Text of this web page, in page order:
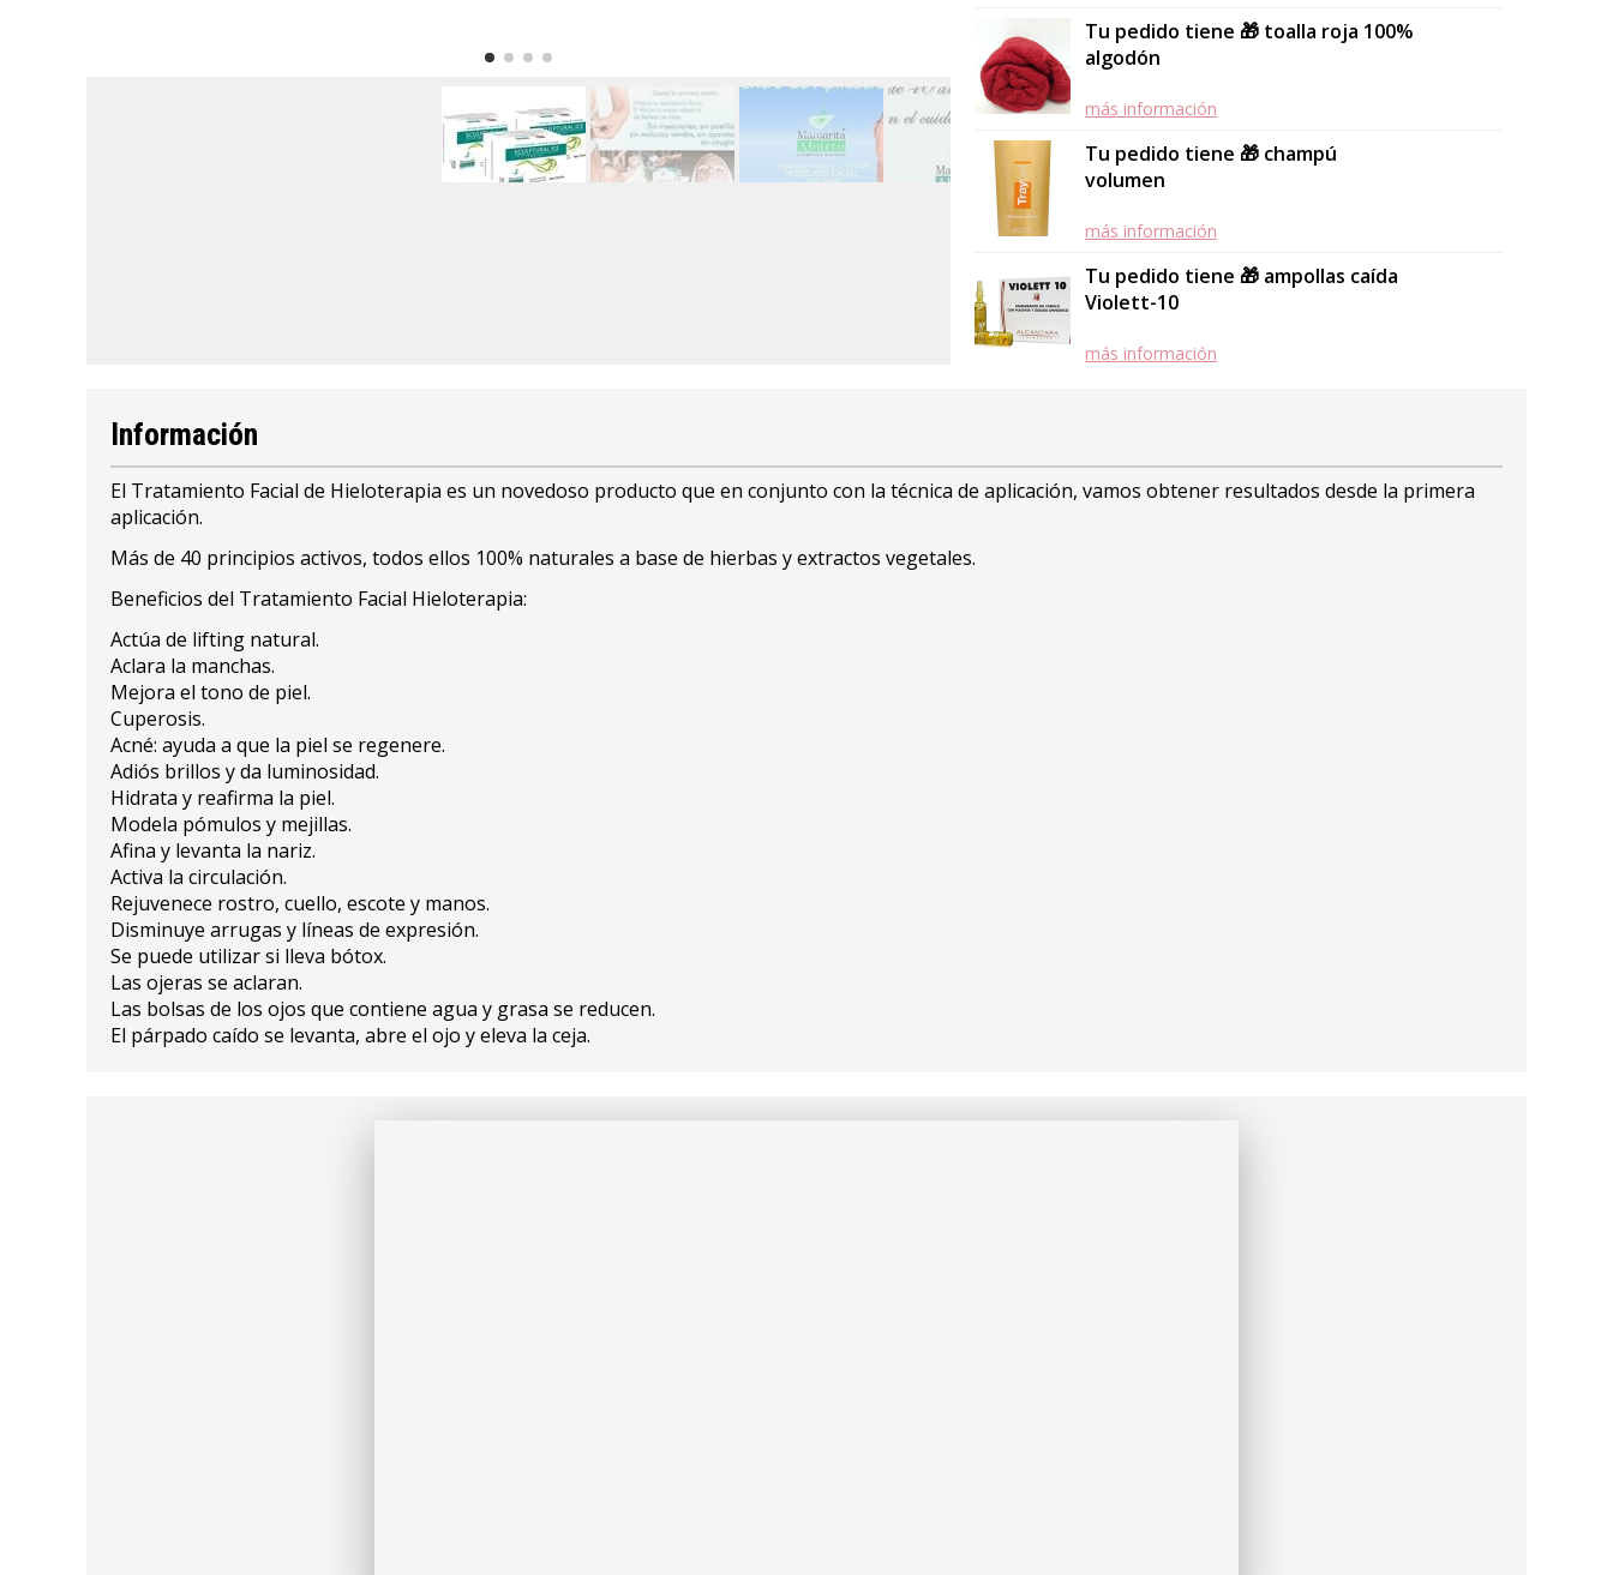
Tu pedido tiene 🎁 toalla roja 100%
algodón
más información
Tu pedido tiene 🎁 champú
volumen
más información
Tu pedido tiene 🎁 ampollas caída
Violett-10
más información
Información
El Tratamiento Facial de Hieloterapia es un novedoso producto que en conjunto con la técnica de aplicación, vamos obtener resultados desde la primera
aplicación.
Más de 40 principios activos, todos ellos 100% naturales a base de hierbas y extractos vegetales.
Beneficios del Tratamiento Facial Hieloterapia:
Actúa de lifting natural.
Aclara la manchas.
Mejora el tono de piel.
Cuperosis.
Acné: ayuda a que la piel se regenere.
Adiós brillos y da luminosidad.
Hidrata y reafirma la piel.
Modela pómulos y mejillas.
Afina y levanta la nariz.
Activa la circulación.
Rejuvenece rostro, cuello, escote y manos.
Disminuye arrugas y líneas de expresión.
Se puede utilizar si lleva bótox.
Las ojeras se aclaran.
Las bolsas de los ojos que contiene agua y grasa se reducen.
El párpado caído se levanta, abre el ojo y eleva la ceja.